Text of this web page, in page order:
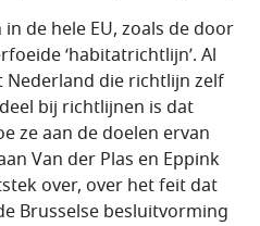
de hele EU, zoals de door
‘habitatrichtlijn’. Al
die richtlijn zelf
bij richtlijnen is dat
ze aan de doelen ervan
Van der Plas en Eppink
over, over het feit dat
Brusselse besluitvorming